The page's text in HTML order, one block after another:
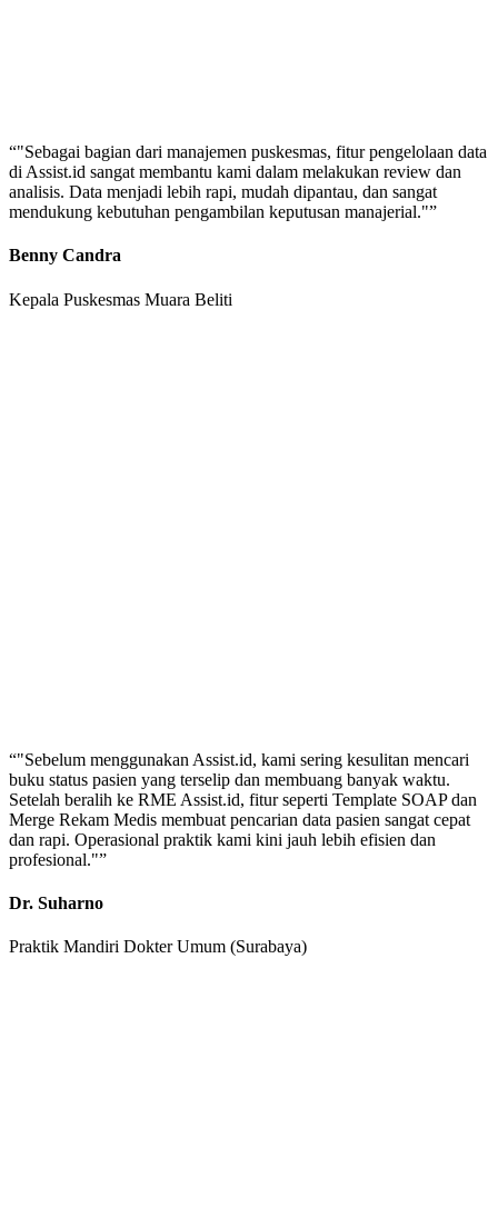
“"Sebagai bagian dari manajemen puskesmas, fitur pengelolaan data
di Assist.id sangat membantu kami dalam melakukan review dan
analisis. Data menjadi lebih rapi, mudah dipantau, dan sangat
mendukung kebutuhan pengambilan keputusan manajerial."”
Benny Candra
Kepala Puskesmas Muara Beliti
“"Sebelum menggunakan Assist.id, kami sering kesulitan mencari
buku status pasien yang terselip dan membuang banyak waktu.
Setelah beralih ke RME Assist.id, fitur seperti Template SOAP dan
Merge Rekam Medis membuat pencarian data pasien sangat cepat
dan rapi. Operasional praktik kami kini jauh lebih efisien dan
profesional."”
Dr. Suharno
Praktik Mandiri Dokter Umum (Surabaya)